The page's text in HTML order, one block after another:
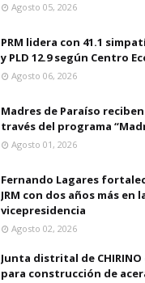
Agosto 05, 2026
PRM lidera con 41.1
y PLD 12.9 según Centro
Agosto 06, 2026
Madres de Paraíso reciben
través del programa
Agosto 01, 2026
Fernando Lagares
JRM con dos años más en
vicepresidencia
Agosto 02, 2026
Junta distrital de
para construcción de